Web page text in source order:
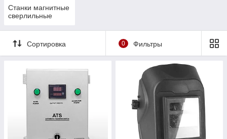
Станки магнитные
сверлильные
Сортировка 0 Фильтры